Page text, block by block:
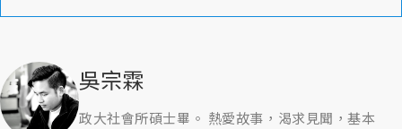
吳宗霖
政大社會所碩士畢。 熱愛故事，渴求見聞，基本